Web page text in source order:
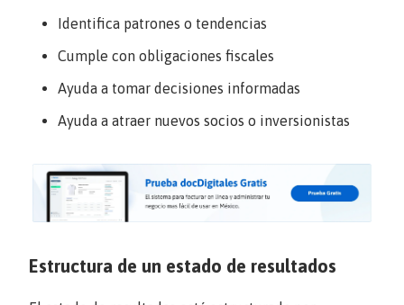
Identifica patrones o tendencias
Cumple con obligaciones fiscales
Ayuda a tomar decisiones informadas
Ayuda a atraer nuevos socios o inversionistas
Estructura de un estado de resultados